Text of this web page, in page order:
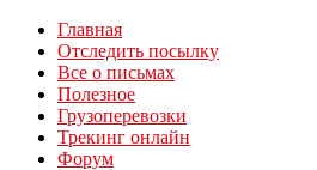
Главная
Отследить посылку
Все о письмах
Полезное
Грузоперевозки
Трекинг онлайн
Форум